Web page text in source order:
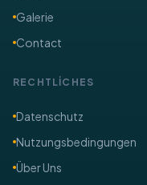
Galerie
Contact
RECHTLİCHES
​Datenschutz
Nutzungsbedingungen
Über Uns